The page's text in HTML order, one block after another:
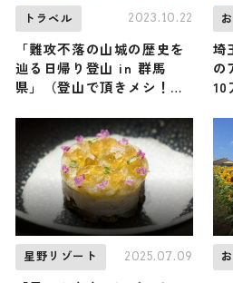
トラベル 2023.10.22
「難攻不落の山城の歴史を
辿る日帰り登山 in 群馬
県」（登山で頂きメシ！コ
埼
の
10
星野リゾート 2025.07.09